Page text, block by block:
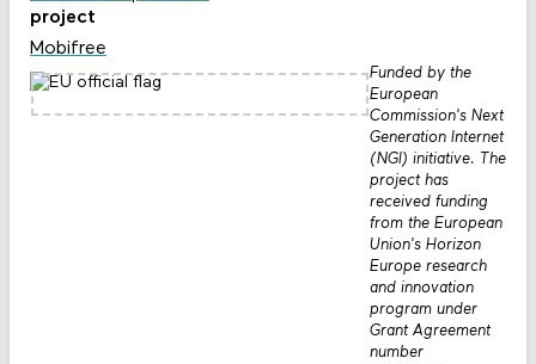
project
Mobifree
Funded by the
European
Commission's Next
Generation Internet
(NGI) initiative. The
project has
received funding
from the European
Union's Horizon
Europe research
and innovation
program under
Grant Agreement
number